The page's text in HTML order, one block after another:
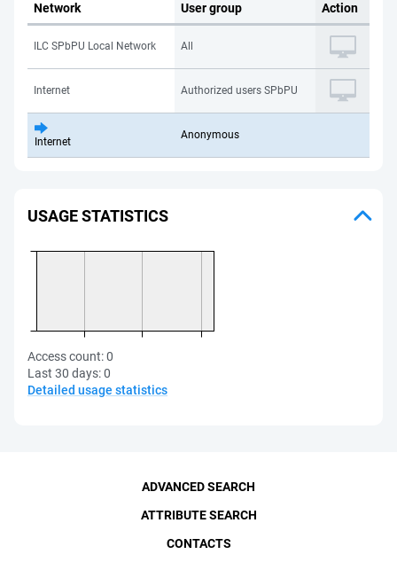
Network User group Action
ILC SPbPU Local Network All
Internet Authorized users SPbPU
Internet
Anonymous
USAGE STATISTICS
Access count:0
Last 30 days:0
Detailed usage statistics
ADVANCED SEARCH
ATTRIBUTE SEARCH
CONTACTS